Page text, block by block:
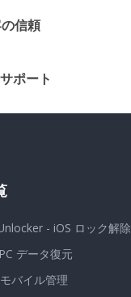
信頼
ポート
- iOS ロック解除
データ復元
バイル管理